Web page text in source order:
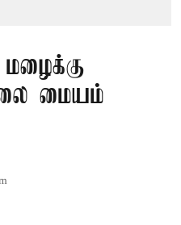
மழைக்கு
மையம்